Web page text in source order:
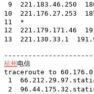
9  221.183.46.250
10  221.176.27.253
11  *
12  221.179.171.46
13  221.130.33.1
杭州 电信
traceroute to
1
2